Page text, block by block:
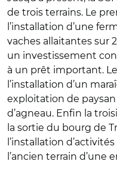
de trois terrains. Le
l’installation d’une
vaches allaitantes sur
un investissement
à un prêt important.
l’installation d’un
exploitation de
d’agneau. Enfin la
la sortie du bourg de
l’installation
l’ancien terrain d’une